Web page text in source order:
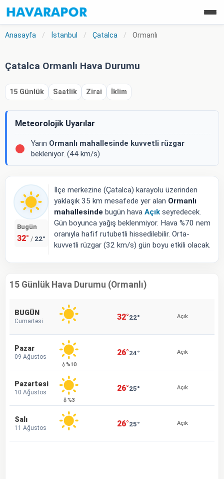
Anasayfa / İstanbul / Çatalca / Ormanlı
Çatalca Ormanlı Hava Durumu
15 Günlük Saatlik Zirai İklim
Meteorolojik Uyarılar
Yarın Ormanlı mahallesinde kuvvetli rüzgar
bekleniyor. (44 km/s)
Bugün
32° / 22°
İlçe merkezine (Çatalca) karayolu üzerinden
yaklaşık 35 km mesafede yer alan Ormanlı
mahallesinde bugün hava Açıkseyredecek.
Gün boyunca yağış beklenmiyor. Hava %70 nem
oranıyla hafif rutubetli hissedilebilir. Orta-
kuvvetli rüzgar (32 km/s) gün boyu etkili olacak.
15 Günlük Hava Durumu (Ormanlı)
BUGÜN
Cumartesi 32°22° Açık
Pazar
09 Ağustos
💧%10
26°24° Açık
Pazartesi
10 Ağustos
💧%3
26°25° Açık
Salı
11 Ağustos 26°25° Açık